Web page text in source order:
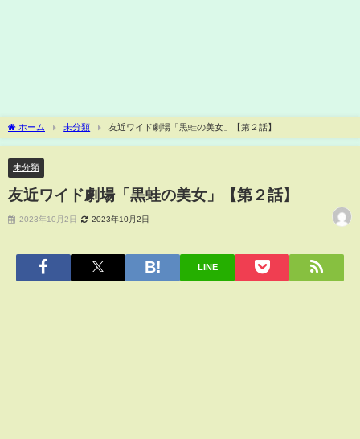
ホーム 未分類 友近ワイド劇場「黒蛙の美女」【第２話】
未分類
友近ワイド劇場「黒蛙の美女」【第２話】
2023年10月2日 2023年10月2日
LINE